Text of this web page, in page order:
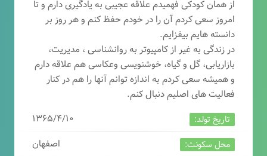
از همان کودکی فهمیدم علاقه عجیبی به یادگیری دارم و تا
امروز سعی کردم آن را در خودم حفظ کنم و هر روز بر
دانسته هایم بیفزایم.
در زندگی به غیر از کامپیوتر به روانشناسی ، مدیریت،
بازاریابی، گل و گیاه، خوشنویسی وعکاسی هم علاقه دارم
و همیشه سعی کردم به اندازه توانم آنها را هم در کنار
فعالیت های اصلیم دنبال کنم.
تاریخ تولد: ۱۳۶۵/۴/۱۰
محل سکونت: اصفهان